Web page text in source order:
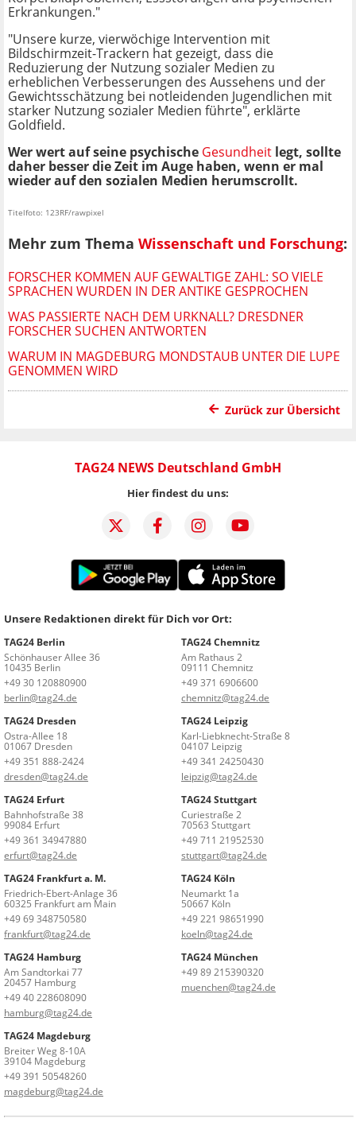
Erkrankungen."
"Unsere kurze, vierwöchige Intervention mit
Bildschirmzeit-Trackern hat gezeigt, dass die
Reduzierung der Nutzung sozialer Medien zu
erheblichen Verbesserungen des Aussehens und der
Gewichtsschätzung bei notleidenden Jugendlichen mit
starker Nutzung sozialer Medien führte", erklärte
Goldfield.
Wer wert auf seine psychische Gesundheit legt, sollte
daher besser die Zeit im Auge haben, wenn er mal
wieder auf den sozialen Medien herumscrollt.
Titelfoto: 123RF/rawpixel
Mehr zum Thema Wissenschaft und Forschung:
FORSCHER KOMMEN AUF GEWALTIGE ZAHL: SO VIELE
SPRACHEN WURDEN IN DER ANTIKE GESPROCHEN
WAS PASSIERTE NACH DEM URKNALL? DRESDNER
FORSCHER SUCHEN ANTWORTEN
WARUM IN MAGDEBURG MONDSTAUB UNTER DIE LUPE
GENOMMEN WIRD
Zurück zur Übersicht
TAG24 NEWS Deutschland GmbH
Hier findest du uns:
Unsere Redaktionen direkt für Dich vor Ort:
TAG24 Berlin
Schönhauser Allee 36
10435 Berlin
+49 30 120880900
berlin@tag24.de
TAG24 Chemnitz
Am Rathaus 2
09111 Chemnitz
+49 371 6906600
chemnitz@tag24.de
TAG24 Dresden
Ostra-Allee 18
01067 Dresden
+49 351 888-2424
dresden@tag24.de
TAG24 Leipzig
Karl-Liebknecht-Straße 8
04107 Leipzig
+49 341 24250430
leipzig@tag24.de
TAG24 Erfurt
Bahnhofstraße 38
99084 Erfurt
+49 361 34947880
erfurt@tag24.de
TAG24 Stuttgart
Curiestraße 2
70563 Stuttgart
+49 711 21952530
stuttgart@tag24.de
TAG24 Frankfurt a. M.
Friedrich-Ebert-Anlage 36
60325 Frankfurt am Main
+49 69 348750580
frankfurt@tag24.de
TAG24 Köln
Neumarkt 1a
50667 Köln
+49 221 98651990
koeln@tag24.de
TAG24 Hamburg
Am Sandtorkai 77
20457 Hamburg
+49 40 228608090
hamburg@tag24.de
TAG24 München
+49 89 215390320
muenchen@tag24.de
TAG24 Magdeburg
Breiter Weg 8-10A
39104 Magdeburg
+49 391 50548260
magdeburg@tag24.de